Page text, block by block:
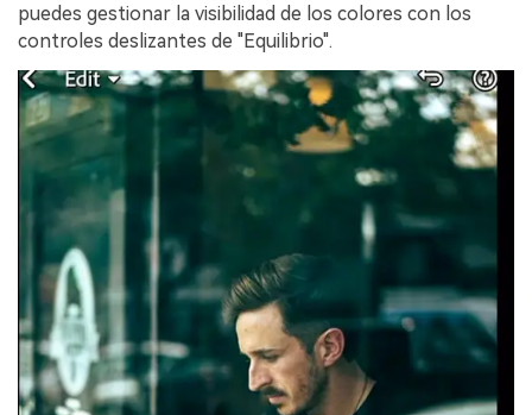
puedes gestionar la visibilidad de los colores con los
controles deslizantes de "Equilibrio".